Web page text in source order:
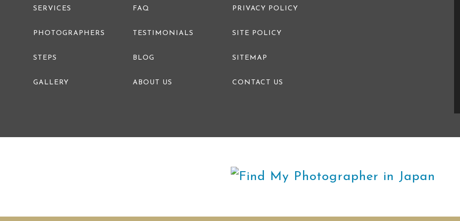
SERVICES
PHOTOGRAPHERS
STEPS
GALLERY
FAQ
TESTIMONIALS
BLOG
ABOUT US
PRIVACY POLICY
SITE POLICY
SITEMAP
CONTACT US